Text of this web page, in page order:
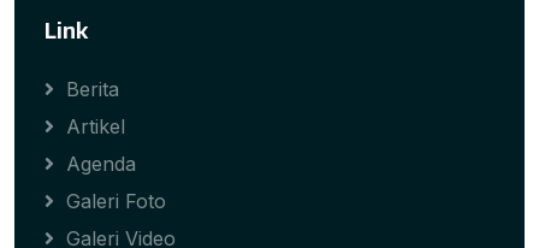
Link
Berita
Artikel
Agenda
Galeri Foto
Galeri Video